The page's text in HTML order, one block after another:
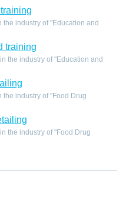
industry of "Education and
training
the industry of "Education and
the industry of "Food Drug
the industry of "Food Drug